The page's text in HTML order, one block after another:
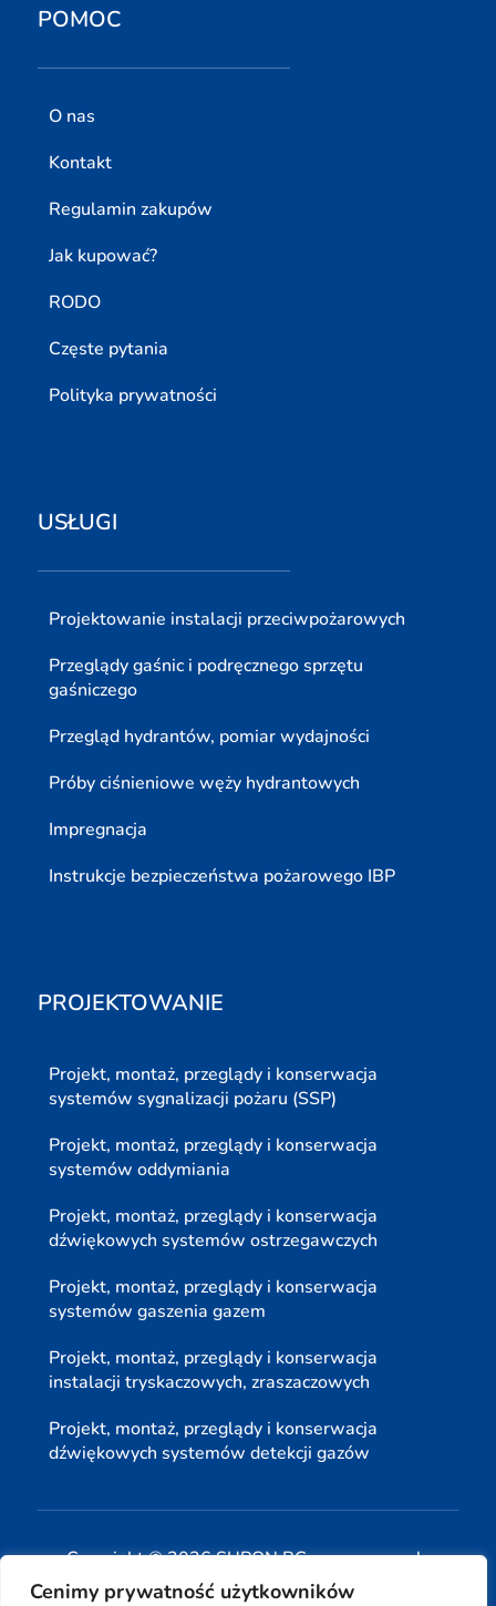
Cenimy prywatność użytkowników
POMOC
O nas
Kontakt
Regulamin zakupów
Jak kupować?
RODO
Częste pytania
Polityka prywatności
USŁUGI
Projektowanie instalacji przeciwpożarowych
Przeglądy gaśnic i podręcznego sprzętu
gaśniczego
Przegląd hydrantów, pomiar wydajności
Próby ciśnieniowe węży hydrantowych
Impregnacja
Instrukcje bezpieczeństwa pożarowego IBP
PROJEKTOWANIE
Projekt, montaż, przeglądy i konserwacja
systemów sygnalizacji pożaru (SSP)
Projekt, montaż, przeglądy i konserwacja
systemów oddymiania
Projekt, montaż, przeglądy i konserwacja
dźwiękowych systemów ostrzegawczych
Projekt, montaż, przeglądy i konserwacja
systemów gaszenia gazem
Projekt, montaż, przeglądy i konserwacja
instalacji tryskaczowych, zraszaczowych
Projekt, montaż, przeglądy i konserwacja
dźwiękowych systemów detekcji gazów
Copyright © 2026 SUPON BC sp, z o. o. sp. k.